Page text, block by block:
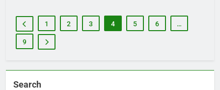
1 2 3 4 5 6 …
9
Search